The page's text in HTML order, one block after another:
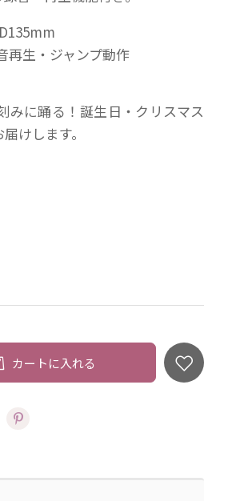
再生・ジャンプ動作
みに踊る！誕生日・クリスマス
けします。
カートに入れる